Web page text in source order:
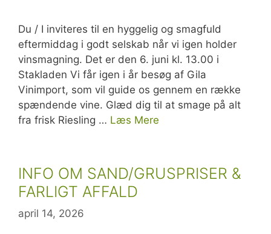
Du / I inviteres til en hyggelig og smagfuld
eftermiddag i godt selskab når vi igen holder
vinsmagning. Det er den 6. juni kl. 13.00 i
Stakladen Vi får igen i år besøg af Gila
Vinimport, som vil guide os gennem en række
spændende vine. Glæd dig til at smage på alt
fra frisk Riesling … Læs Mere
INFO OM SAND/GRUSPRISER &
FARLIGT AFFALD
april 14, 2026